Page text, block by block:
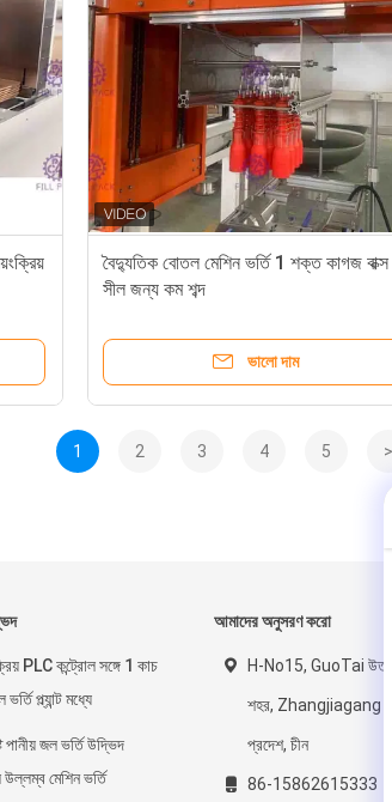
বৈদ্যুতিক বোতল মেশিন ভর্তি 1 শক্ত কাগজ বাক্স
সীল জন্য কম শব্দ
ভালো দাম
1 2 3 4 5 >
PLC কন্ট্রোল সঙ্গে 1 কাচ
প্ল্যান্ট মধ্যে
পানীয় জল ভর্তি উদ্ভিদ
মেশিন ভর্তি
আমাদের অনুসরণ করো
H-No15, GuoTai
শহর, Zhangjiagang
প্রদেশ, চীন
86-15862615333